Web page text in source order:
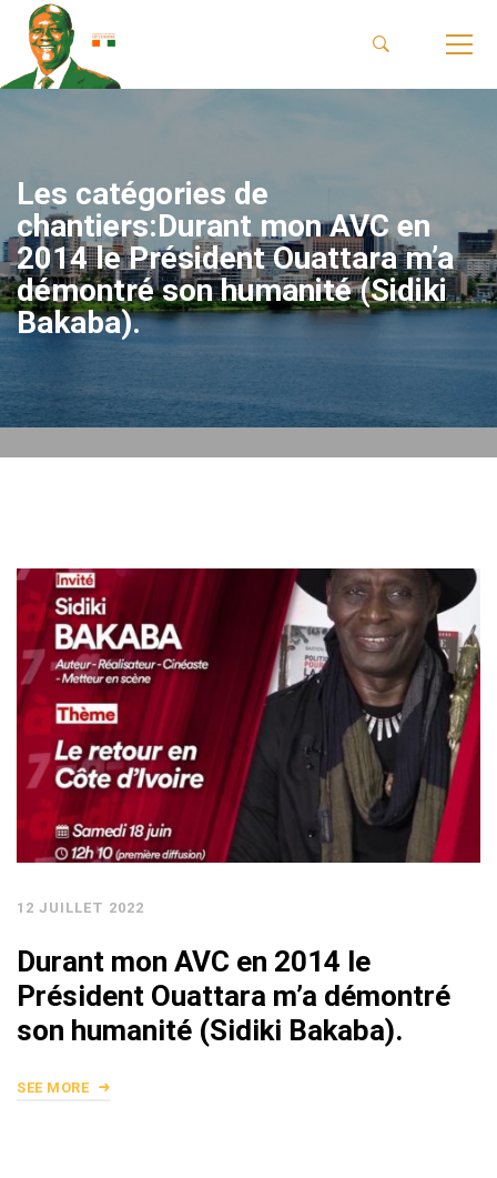
Les catégories de
chantiers:Durant mon AVC en
2014 le Président Ouattara m’a
démontré son humanité (Sidiki
Bakaba).
12 JUILLET 2022
Durant mon AVC en 2014 le
Président Ouattara m’a démontré
son humanité (Sidiki Bakaba).
SEE MORE